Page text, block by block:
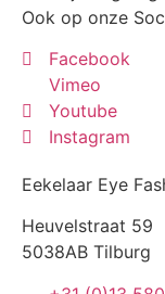
Ook op onze
Facebook
Vimeo
Youtube
Instagram
Eekelaar Eye
Heuvelstraat 59
5038AB Tilburg